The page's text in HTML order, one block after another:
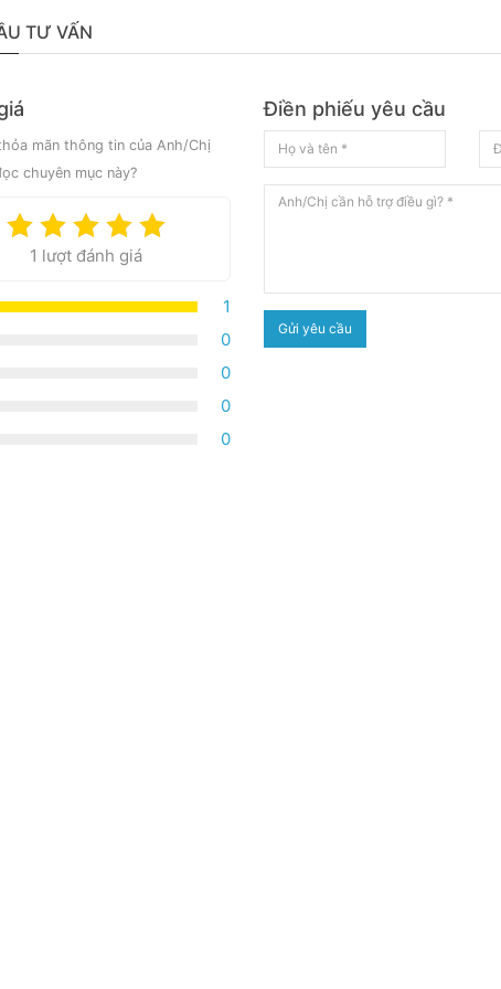
TƯ VẤN
mãn thông tin của Anh/Chị
chuyên mục này?
1 lượt đánh giá
1
0
0
0
0
Điền phiếu yêu cầu
Gửi yêu cầu